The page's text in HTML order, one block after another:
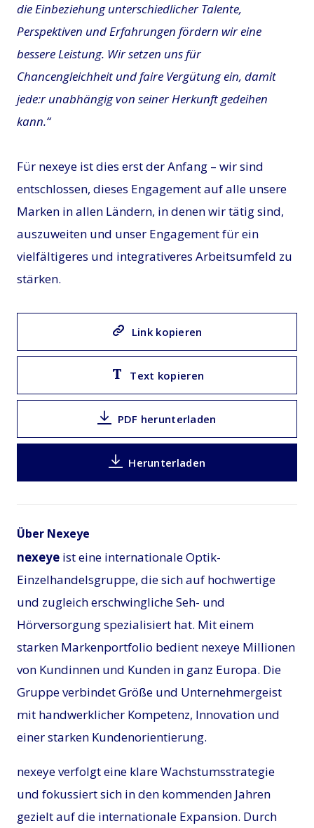
die Einbeziehung unterschiedlicher Talente,
Perspektiven und Erfahrungen fördern wir eine
bessere Leistung. Wir setzen uns für
Chancengleichheit und faire Vergütung ein, damit
jede:r unabhängig von seiner Herkunft gedeihen
kann.“
Für nexeye ist dies erst der Anfang – wir sind
entschlossen, dieses Engagement auf alle unsere
Marken in allen Ländern, in denen wir tätig sind,
auszuweiten und unser Engagement für ein
vielfältigeres und integrativeres Arbeitsumfeld zu
stärken.
Link kopieren
Text kopieren
PDF herunterladen
Herunterladen
Über Nexeye
nexeye ist eine internationale Optik-
Einzelhandelsgruppe, die sich auf hochwertige
und zugleich erschwingliche Seh- und
Hörversorgung spezialisiert hat. Mit einem
starken Markenportfolio bedient nexeye Millionen
von Kundinnen und Kunden in ganz Europa. Die
Gruppe verbindet Größe und Unternehmergeist
mit handwerklicher Kompetenz, Innovation und
einer starken Kundenorientierung.
nexeye verfolgt eine klare Wachstumsstrategie
und fokussiert sich in den kommenden Jahren
gezielt auf die internationale Expansion. Durch